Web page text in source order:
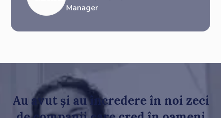
Manager
Au avut și au încredere în noi zeci